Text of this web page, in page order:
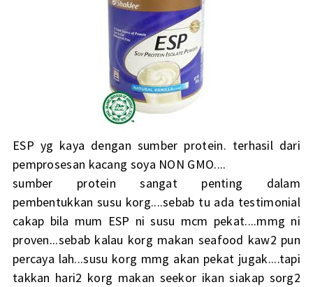
ESP yg kaya dengan sumber protein. terhasil dari
pemprosesan kacang soya NON GMO....
sumber protein sangat penting dalam
pembentukkan susu korg....sebab tu ada testimonial
cakap bila mum ESP ni susu mcm pekat....mmg ni
proven...sebab kalau korg makan seafood kaw2 pun
percaya lah...susu korg mmg akan pekat jugak....tapi
takkan hari2 korg makan seekor ikan siakap sorg2